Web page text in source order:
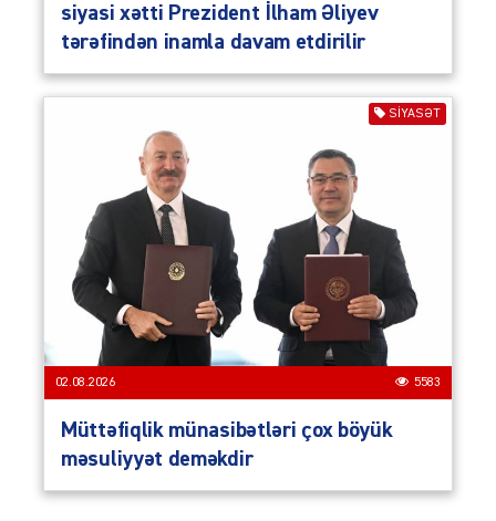
siyasi xətti Prezident İlham Əliyev
tərəfindən inamla davam etdirilir
SIYASƏT
02.08.2026 5583
Müttəfiqlik münasibətləri çox böyük
məsuliyyət deməkdir